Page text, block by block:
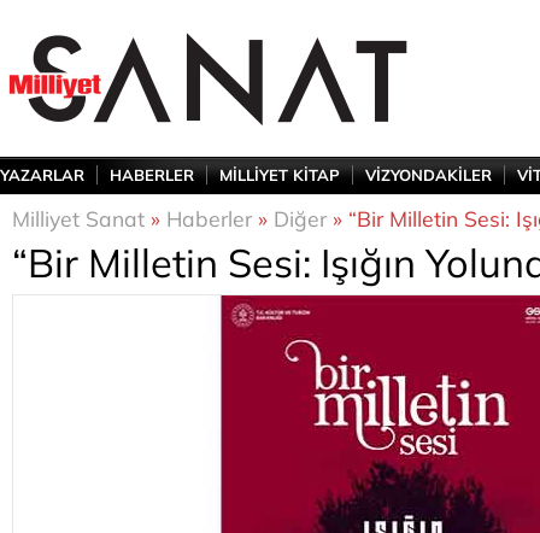
YAZARLAR HABERLER MİLLİYET KİTAP VİZYONDAKİLER
Milliyet Sanat » Haberler» Diğer» “Bir Milletin Sesi:
“Bir Milletin Sesi: Işığın